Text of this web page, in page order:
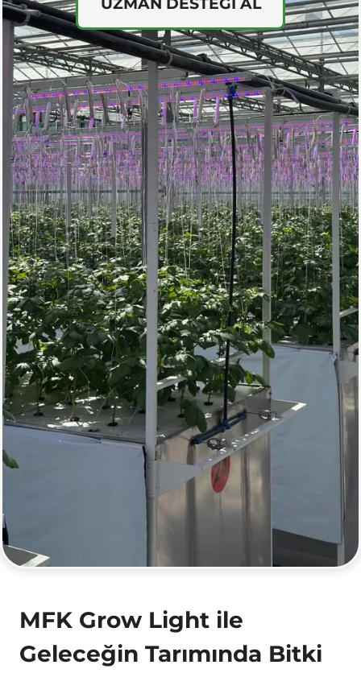
MFK Grow Light ile
Geleceğin Tarımında Bitki